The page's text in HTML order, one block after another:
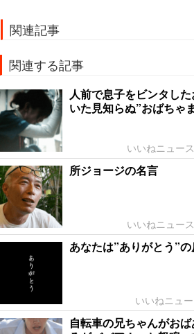
関連記事
関連する記事
人前で息子をビンタし
いた見知らぬ”おばちゃ
いいねニュー
所ジョージの名言
いいねニュー
あなたは”ありがとう”
いいねニュ
自転車の兄ちゃんがお